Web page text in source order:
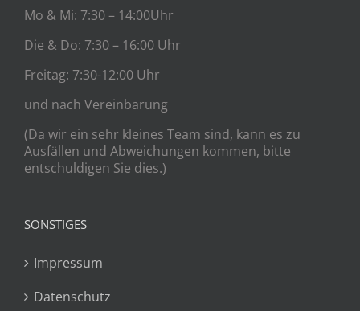
Mo & Mi: 7:30 – 14:00Uhr
Die & Do: 7:30 – 16:00 Uhr
Freitag: 7:30-12:00 Uhr
und nach Vereinbarung
(Da wir ein sehr kleines Team sind, kann es zu
Ausfällen und Abweichungen kommen, bitte
entschuldigen Sie dies.)
SONSTIGES
Impressum
Datenschutz